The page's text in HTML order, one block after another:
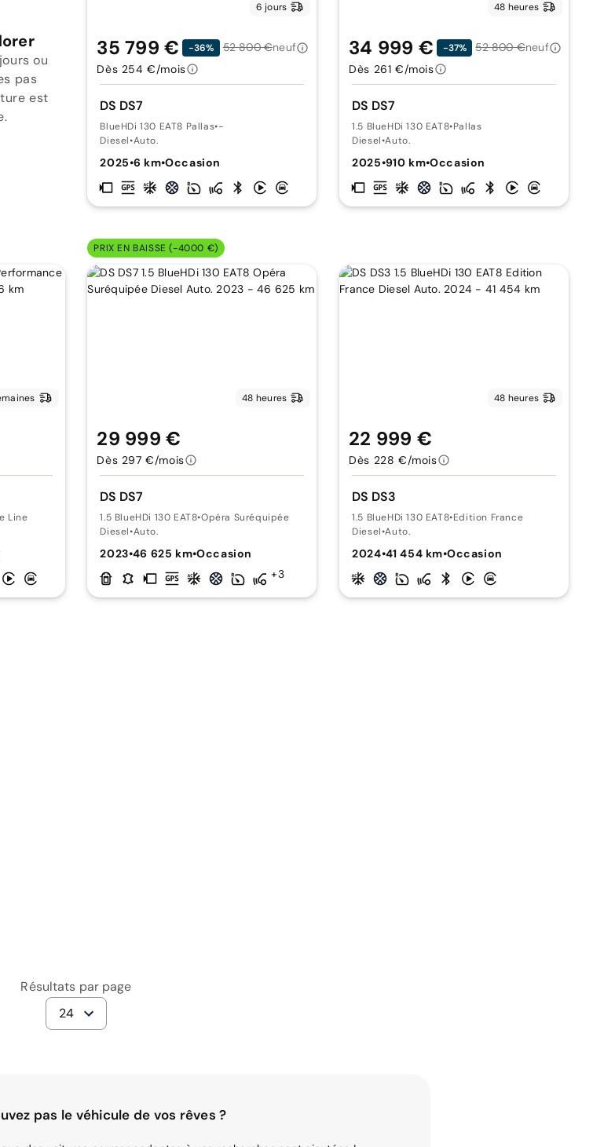
ou
pas
est
6 jours
DS DS7
BlueHDi 130 EAT8 Pallas•-
Diesel•Auto.
2025•6 km•Occasion
35 799 € -36% 52 800 €neuf
Dès 254 €/mois
48 heures
DS DS7
1.5 BlueHDi 130 EAT8•Pallas
Diesel•Auto.
2025•910 km•Occasion
34 999 € -37% 52 800 €neuf
Dès 261 €/mois
Line
PRIX EN BAISSE (-4000 €)
48 heures
DS DS7
1.5 BlueHDi 130 EAT8•Opéra Suréquipée
Diesel•Auto.
2023•46 625 km•Occasion
+3
29 999 €
Dès 297 €/mois
48 heures
DS DS3
1.5 BlueHDi 130 EAT8•Edition France
Diesel•Auto.
2024•41 454 km•Occasion
22 999 €
Dès 228 €/mois
Résultats par page
24
pas le véhicule de vos rêves ?